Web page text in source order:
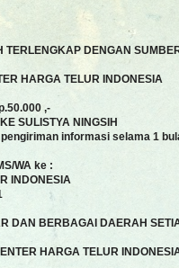
DENGAN
HARGA TELUR INDONESIA
,-
SULISTYA NINGSIH
informasi selama 1
WA ke :
INDONESIA
DAN BERBAGAI DAERAH
HARGA TELUR